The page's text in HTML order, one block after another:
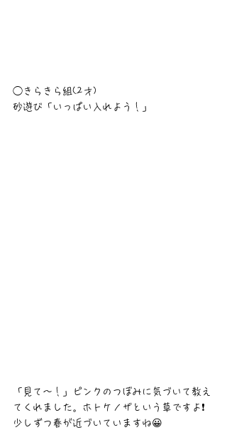
◯きらきら組(2才)
砂遊び「いっぱい入れよう！」
「見て〜！」ピンクのつぼみに気づいて教え
てくれました。ホトケノザという草ですよ❗
少しずつ春が近づいていますね😀